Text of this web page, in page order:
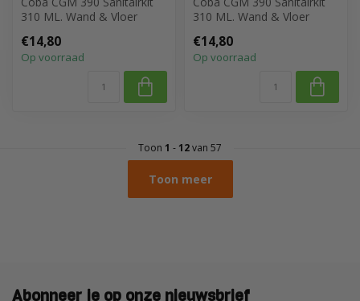
310 ML. Wand & Vloer
€14,80
Op voorraad
310 ML. Wand & Vloer
€14,80
Op voorraad
Toon 1 -12van 57
Toon meer
Abonneer je op onze nieuwsbrief